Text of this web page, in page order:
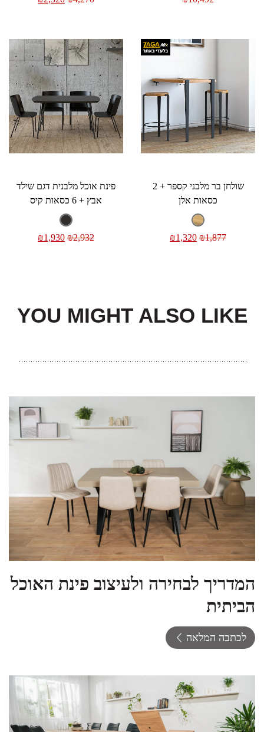
שולחן בר מלבני קספר + 2
כסאות אלן
₪1,877
₪1,320
פינת אוכל מלבנית דגם שילד
אבץ + 6 כסאות קיס
₪2,932
₪1,930
YOU MIGHT ALSO LIKE
המדריך לבחירה ולעיצוב פינת האוכל
הביתית
לכתבה המלאה